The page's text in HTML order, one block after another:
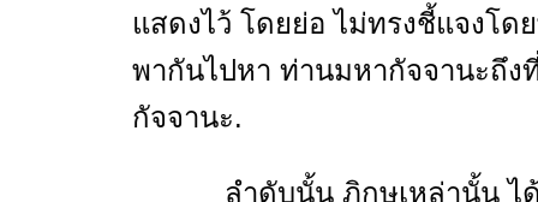
แสดงไว้ โดยย่อ ไม่ทรงชี้แจงโ
พากันไปหา ท่านมหากัจจานะถึง
กัจจานะ.
ลำดับนั้น ภิกษุเหล่านั้น ได้เ